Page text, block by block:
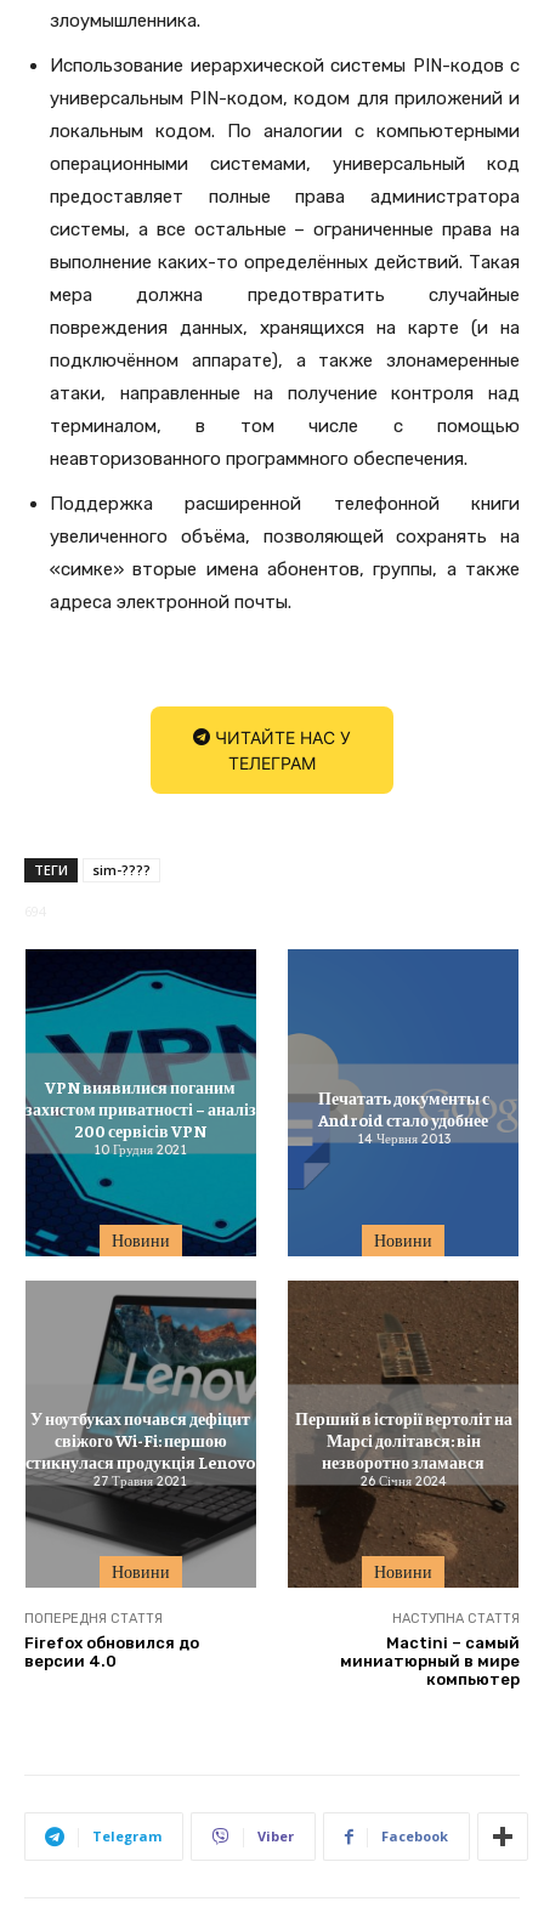
злоумышленника.
Использование иерархической системы PIN-кодов с
универсальным PIN-кодом, кодом для приложений и
локальным кодом. По аналогии с компьютерными
операционными системами, универсальный код
предоставляет полные права администратора
системы, а все остальные – ограниченные права на
выполнение каких-то определённых действий. Такая
мера должна предотвратить случайные
повреждения данных, хранящихся на карте (и на
подключённом аппарате), а также злонамеренные
атаки, направленные на получение контроля над
терминалом, в том числе с помощью
неавторизованного программного обеспечения.
Поддержка расширенной телефонной книги
увеличенного объёма, позволяющей сохранять на
«симке» вторые имена абонентов, группы, а также
адреса электронной почты.
ЧИТАЙТЕ НАС У
ТЕЛЕГРАМ
ТЕГИ sim-????
Новини
VPN виявилися поганим
захистом приватності – аналіз
200 сервісів VPN
10 Грудня 2021
Новини
Печатать документы с
Android стало удобнее
14 Червня 2013
Новини
У ноутбуках почався дефіцит
свіжого Wi-Fi: першою
стикнулася продукція Lenovo
27 Травня 2021
Новини
Перший в історії вертоліт на
Марсі долітався: він
незворотно зламався
26 Січня 2024
ПОПЕРЕДНЯ СТАТТЯ
Firefox обновился до
версии 4.0
НАСТУПНА СТАТТЯ
Mactini – самый
миниатюрный в мире
компьютер
Telegram Viber Facebook